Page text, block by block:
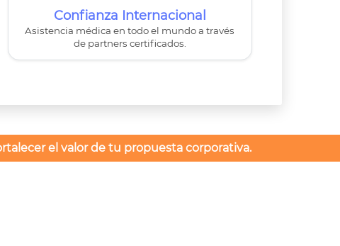
Confianza Internacional
Asistencia médica en todo el mundo a través
de partners certificados.
el valor de tu propuesta corporativa.